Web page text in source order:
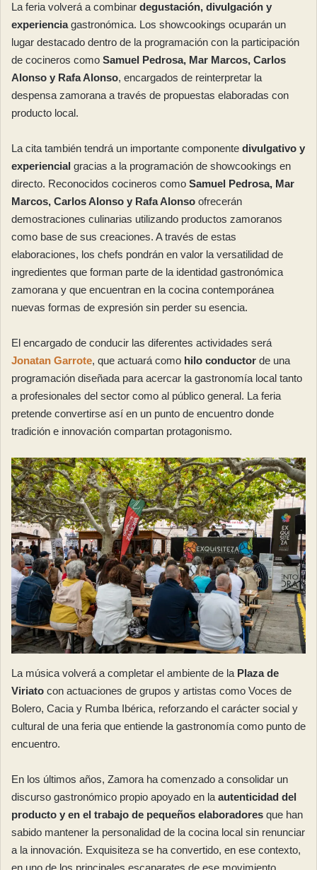
La feria volverá a combinar degustación, divulgación y
experienciagastronómica. Los showcookings ocuparán un
lugar destacado dentro de la programación con la participación
de cocineros como Samuel Pedrosa, Mar Marcos, Carlos
Alonso y Rafa Alonso, encargados de reinterpretar la
despensa zamorana a través de propuestas elaboradas con
producto local.
La cita también tendrá un importante componente divulgativo y
experiencial gracias a la programación de showcookings en
directo. Reconocidos cocineros como Samuel Pedrosa, Mar
Marcos, Carlos Alonso y Rafa Alonso ofrecerán
demostraciones culinarias utilizando productos zamoranos
como base de sus creaciones. A través de estas
elaboraciones, los chefs pondrán en valor la versatilidad de
ingredientes que forman parte de la identidad gastronómica
zamorana y que encuentran en la cocina contemporánea
nuevas formas de expresión sin perder su esencia.
El encargado de conducir las diferentes actividades será
Jonatan Garrote, que actuará como hilo conductor de una
programación diseñada para acercar la gastronomía local tanto
a profesionales del sector como al público general. La feria
pretende convertirse así en un punto de encuentro donde
tradición e innovación compartan protagonismo.
La música volverá a completar el ambiente de la Plaza de
Viriato con actuaciones de grupos y artistas como Voces de
Bolero, Cacia y Rumba Ibérica, reforzando el carácter social y
cultural de una feria que entiende la gastronomía como punto de
encuentro.
En los últimos años, Zamora ha comenzado a consolidar un
discurso gastronómico propio apoyado en laautenticidad del
producto y en el trabajo de pequeños elaboradores que han
sabido mantener la personalidad de la cocina local sin renunciar
a la innovación. Exquisiteza se ha convertido, en ese contexto,